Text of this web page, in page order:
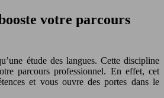
votre parcours
étude des langues. Cette discipline
parcours professionnel. En effet, cet
et vous ouvre des portes dans le